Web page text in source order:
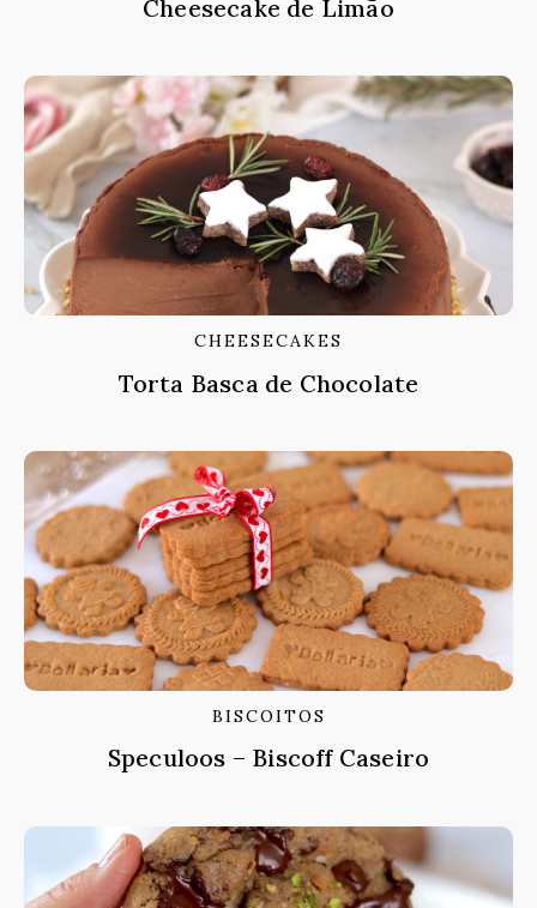
Cheesecake de Limão
CHEESECAKES
Torta Basca de Chocolate
BISCOITOS
Speculoos – Biscoff Caseiro